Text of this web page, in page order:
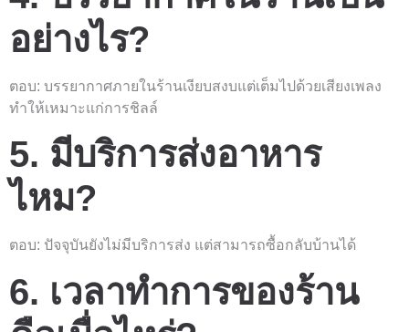
อย่างไร?
ตอบ: บรรยากาศภายในร้านเงียบสงบแต่เต็มไปด้วยเสียงเพลง
ทำให้เหมาะแก่การชิลล์
5. มีบริการส่งอาหาร
ไหม?
ตอบ: ปัจจุบันยังไม่มีบริการส่ง แต่สามารถซื้อกลับบ้านได้
6. เวลาทำการของร้าน